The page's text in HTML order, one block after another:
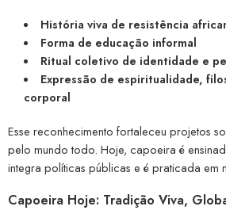
História viva de resistência
Forma de educação informal
Ritual coletivo de identidade e
Expressão de espiritualidade,
corporal
Esse reconhecimento fortaleceu projetos
pelo mundo todo. Hoje, capoeira é
integra políticas públicas e é praticada em
Capoeira Hoje: Tradição Viva,